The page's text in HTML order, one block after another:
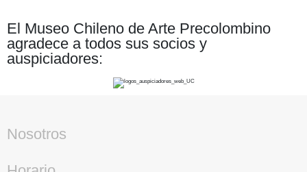
El Museo Chileno de Arte Precolombino
agradece a todos sus socios y
auspiciadores:
Nosotros